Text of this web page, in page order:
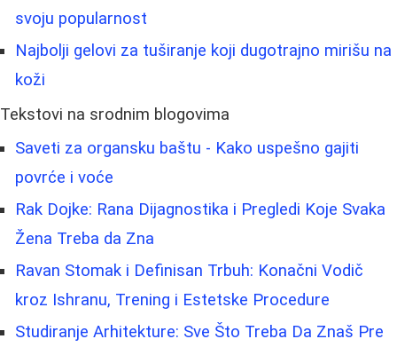
svoju popularnost
Najbolji gelovi za tuširanje koji dugotrajno mirišu na
koži
Tekstovi na srodnim blogovima
Saveti za organsku baštu - Kako uspešno gajiti
povrće i voće
Rak Dojke: Rana Dijagnostika i Pregledi Koje Svaka
Žena Treba da Zna
Ravan Stomak i Definisan Trbuh: Konačni Vodič
kroz Ishranu, Trening i Estetske Procedure
Studiranje Arhitekture: Sve Što Treba Da Znaš Pre